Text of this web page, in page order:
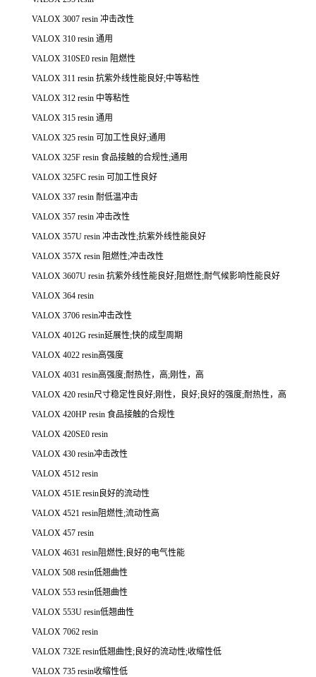
VALOX 3007 resin 冲击改性
VALOX 310 resin 通用
VALOX 310SE0 resin 阻燃性
VALOX 311 resin 抗紫外线性能良好;中等粘性
VALOX 312 resin 中等粘性
VALOX 315 resin 通用
VALOX 325 resin 可加工性良好;通用
VALOX 325F resin 食品接触的合规性;通用
VALOX 325FC resin 可加工性良好
VALOX 337 resin 耐低温冲击
VALOX 357 resin 冲击改性
VALOX 357U resin 冲击改性;抗紫外线性能良好
VALOX 357X resin 阻燃性;冲击改性
VALOX 3607U resin 抗紫外线性能良好;阻燃性;耐气候影响性能良好
VALOX 364 resin
VALOX 3706 resin冲击改性
VALOX 4012G resin延展性;快的成型周期
VALOX 4022 resin高强度
VALOX 4031 resin高强度;耐热性，高;刚性，高
VALOX 420 resin尺寸稳定性良好;刚性，良好;良好的强度;耐热性，高
VALOX 420HP resin 食品接触的合规性
VALOX 420SE0 resin
VALOX 430 resin冲击改性
VALOX 4512 resin
VALOX 451E resin良好的流动性
VALOX 4521 resin阻燃性;流动性高
VALOX 457 resin
VALOX 4631 resin阻燃性;良好的电气性能
VALOX 508 resin低翘曲性
VALOX 553 resin低翘曲性
VALOX 553U resin低翘曲性
VALOX 7062 resin
VALOX 732E resin低翘曲性;良好的流动性;收缩性低
VALOX 735 resin收缩性低